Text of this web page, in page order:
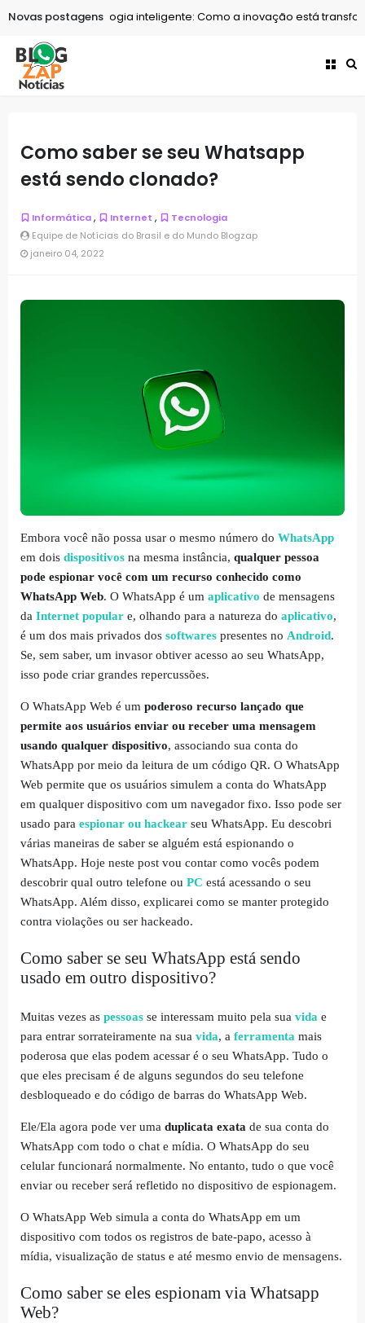
Tecnologia inteligente: Como a inovação está
Novas postagens
Como saber se seu Whatsapp
está sendo clonado?
Informática, Internet ,
Tecnologia
Equipe de Notícias do Brasil e do Mundo Blogzap
janeiro 04, 2022
Embora você não possa usar o mesmo número do WhatsApp
em dois dispositivos na mesma instância, qualquer pessoa
pode espionar você com um recurso conhecido como
WhatsApp Web. O WhatsApp é um aplicativo de mensagens
da Internet popular e, olhando para a natureza do aplicativo,
é um dos mais privados dos softwares presentes no Android.
Se, sem saber, um invasor obtiver acesso ao seu WhatsApp,
isso pode criar grandes repercussões.
O WhatsApp Web é um poderoso recurso lançado que
permite aos usuários enviar ou receber uma mensagem
usando qualquer dispositivo, associando sua conta do
WhatsApp por meio da leitura de um código QR. O WhatsApp
Web permite que os usuários simulem a conta do WhatsApp
em qualquer dispositivo com um navegador fixo. Isso pode ser
usado para espionar ou hackear seu WhatsApp. Eu descobri
várias maneiras de saber se alguém está espionando o
WhatsApp. Hoje neste post vou contar como vocês podem
descobrir qual outro telefone ou PC está acessando o seu
WhatsApp. Além disso, explicarei como se manter protegido
contra violações ou ser hackeado.
Como saber se seu WhatsApp está sendo
usado em outro dispositivo?
Muitas vezes as pessoas se interessam muito pela sua vida e
para entrar sorrateiramente na sua vida, a ferramenta mais
poderosa que elas podem acessar é o seu WhatsApp. Tudo o
que eles precisam é de alguns segundos do seu telefone
desbloqueado e do código de barras do WhatsApp Web.
Ele/Ela agora pode ver uma duplicata exata de sua conta do
WhatsApp com todo o chat e mídia. O WhatsApp do seu
celular funcionará normalmente. No entanto, tudo o que você
enviar ou receber será refletido no dispositivo de espionagem.
O WhatsApp Web simula a conta do WhatsApp em um
dispositivo com todos os registros de bate-papo, acesso à
mídia, visualização de status e até mesmo envio de mensagens.
Como saber se eles espionam via Whatsapp
Web?